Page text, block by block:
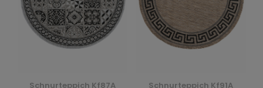
Schnurteppich Kf87A
Schnurteppich Kf91A